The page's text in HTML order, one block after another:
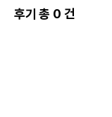
후기 총 0 건